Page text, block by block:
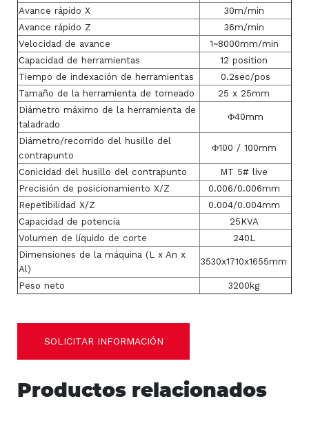
Avance rápido X
30m/min
Avance rápido Z
36m/min
Velocidad de avance
1~8000mm/min
Capacidad de herramientas
12 position
Tiempo de indexación de herramientas
0.2sec/pos
Tamaño de la herramienta de torneado
25 x 25mm
Diámetro máximo de la herramienta de
taladrado
Ф40mm
Diámetro/recorrido del husillo del
contrapunto
Ф100 / 100mm
Conicidad del husillo del contrapunto
MT 5# live
Precisión de posicionamiento X/Z
0.006/0.006mm
Repetibilidad X/Z
0.004/0.004mm
Capacidad de potencia
25KVA
Volumen de líquido de corte
240L
Dimensiones de la máquina (L x An x
Al)
3530x1710x1655mm
Peso neto 3200kg
SOLICITAR INFORMACIÓN
Productos relacionados